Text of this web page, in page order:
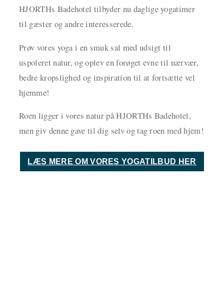
HJORTHs Badehotel tilbyder nu daglige yogatimer
til gæster og andre interesserede.
Prøv vores yoga i en smuk sal med udsigt til
uspoleret natur, og oplev en forøget evne til nærvær,
bedre kropslighed og inspiration til at fortsætte vel
hjemme!
Roen ligger i vores natur på HJORTHs Badehotel,
men giv denne gave til dig selv og tag roen med hjem!
LÆS MERE OM VORES YOGATILBUD HER